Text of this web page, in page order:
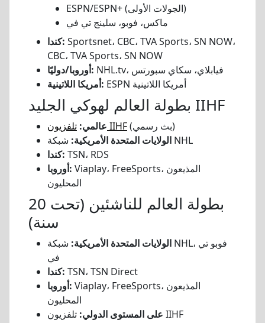
ESPN/ESPN+ (الجولات الأولى)
ماكس، فوبو، سلينج تي في
كندا: Sportsnet، CBC، TVA Sports، SN NOW،
CBC، TVA Sports، SN NOW
أوروبا/دوليًا:
NHL.tv، فيابلاي، سكاي سبورتس
أمريكا اللاتينية:
ESPN أمريكا اللاتينية
بطولة العالم لهوكي الجليد IIHF
عالمي: تلفزيون IIHF
(بث رسمي)
الولايات المتحدة الأمريكية: شبكة NHL
كندا: TSN، RDS
أوروبا: Viaplay، FreeSports، المذيعون
المحليون
بطولة العالم للناشئين (تحت 20
سنة)
الولايات المتحدة الأمريكية: شبكة NHL، فوبو تي
في
كندا: TSN، TSN Direct
أوروبا: Viaplay، FreeSports، المذيعون
المحليون
على المستوى الدولي: تلفزيون IIHF